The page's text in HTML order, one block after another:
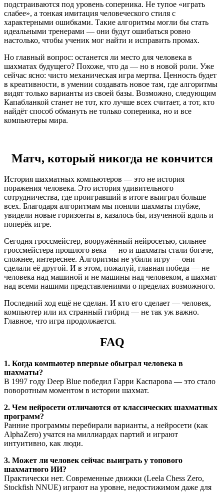
подстраиваются под уровень соперника. Не тупое «играть
слабее», а тонкая имитация человеческого стиля с
характерными ошибками. Такие алгоритмы могли бы стать
идеальными тренерами — они будут ошибаться ровно
настолько, чтобы ученик мог найти и исправить промах.
Но главный вопрос: останется ли место для человека в
шахматах будущего? Похоже, что да — но в новой роли. Уже
сейчас ясно: чисто механическая игра мертва. Ценность будет
в креативности, в умении создавать новое там, где алгоритмы
видят только варианты из своей базы. Возможно, следующим
Капабланкой станет не тот, кто лучше всех считает, а тот, кто
найдёт способ обмануть не только соперника, но и все
компьютеры мира.
Матч, который никогда не кончится
История шахматных компьютеров — это не история
поражения человека. Это история удивительного
сотрудничества, где проигравший в итоге выиграл больше
всех. Благодаря алгоритмам мы поняли шахматы глубже,
увидели новые горизонты в, казалось бы, изученной вдоль и
поперёк игре.
Сегодня гроссмейстер, вооружённый нейросетью, сильнее
гроссмейстера прошлого века — но и шахматы стали богаче,
сложнее, интереснее. Алгоритмы не убили игру — они
сделали её другой. И в этом, пожалуй, главная победа — не
человека над машиной и не машины над человеком, а шахмат
над всеми нашими представлениями о пределах возможного.
Последний ход ещё не сделан. И кто его сделает — человек,
компьютер или их странный гибрид — не так уж важно.
Главное, что игра продолжается.
FAQ
1. Когда компьютер впервые обыграл человека в
шахматы?
В 1997 году Deep Blue победил Гарри Каспарова — это стало
поворотным моментом в истории шахмат.
2. Чем нейросети отличаются от классических шахматных
программ?
Ранние программы перебирали варианты, а нейросети (как
AlphaZero) учатся на миллиардах партий и играют
интуитивно, как люди.
3. Может ли человек сейчас выиграть у топового
шахматного ИИ?
Практически нет. Современные движки (Leela Chess Zero,
Stockfish NNUE) играют на уровне, недостижимом даже для